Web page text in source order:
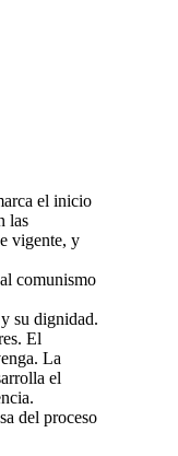
el inicio
las
vigente, y
comunismo
su dignidad.
El
La
el
del proceso